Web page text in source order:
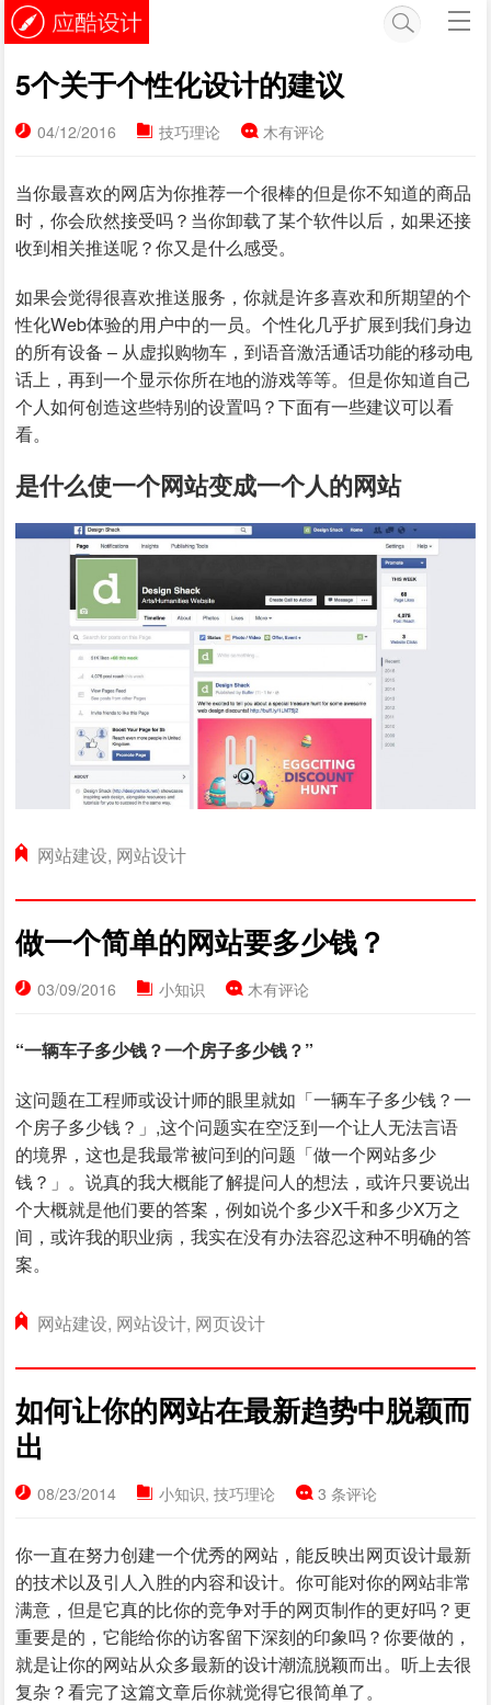
5个关于个性化设计的建议
04/12/2016 技巧理论 木有评论
当你最喜欢的网店为你推荐一个很棒的但是你不知道的商品
时，你会欣然接受吗？当你卸载了某个软件以后，如果还接
收到相关推送呢？你又是什么感受。
如果会觉得很喜欢推送服务，你就是许多喜欢和所期望的个
性化Web体验的用户中的一员。个性化几乎扩展到我们身边
的所有设备 – 从虚拟购物车，到语音激活通话功能的移动电
话上，再到一个显示你所在地的游戏等等。但是你知道自己
个人如何创造这些特别的设置吗？下面有一些建议可以看
看。
是什么使一个网站变成一个人的网站
网站建设, 网站设计
做一个简单的网站要多少钱？
03/09/2016 小知识 木有评论
“一辆车子多少钱？一个房子多少钱？”
这问题在工程师或设计师的眼里就如「一辆车子多少钱？一
个房子多少钱？」,这个问题实在空泛到一个让人无法言语
的境界，这也是我最常被问到的问题「做一个网站多少
钱？」。说真的我大概能了解提问人的想法，或许只要说出
个大概就是他们要的答案，例如说个多少X千和多少X万之
间，或许我的职业病，我实在没有办法容忍这种不明确的答
案。
网站建设, 网站设计, 网页设计
如何让你的网站在最新趋势中脱颖而
出
08/23/2014 小知识,技巧理论 3 条评论
你一直在努力创建一个优秀的网站，能反映出网页设计最新
的技术以及引人入胜的内容和设计。你可能对你的网站非常
满意，但是它真的比你的竞争对手的网页制作的更好吗？更
重要是的，它能给你的访客留下深刻的印象吗？你要做的，
就是让你的网站从众多最新的设计潮流脱颖而出。听上去很
复杂？看完了这篇文章后你就觉得它很简单了。